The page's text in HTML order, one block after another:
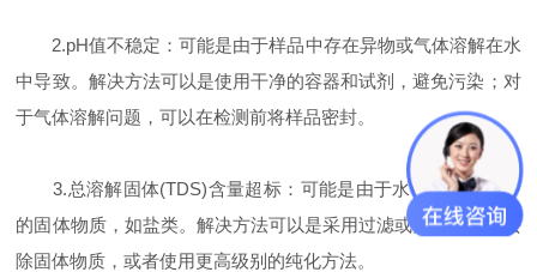
2.pH值不稳定：可能是由于样品中存在异物或气体溶解在水
中导致。解决方法可以是使用干净的容器和试剂，避免污染；对
于气体溶解问题，可以在检测前将样品密封。
3.总溶解固体(TDS)含量超标：可能是由于水中溶解了过多
的固体物质，如盐类。解决方法可以是采用过滤或蒸馏的方法去
除固体物质，或者使用更高级别的纯化方法。